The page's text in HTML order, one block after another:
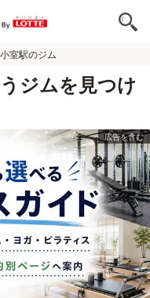
小室駅のジム
ジムを見つけ